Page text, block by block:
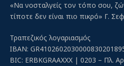
«Να νοσταλγείς τον τόπο σου,
τίποτε δεν είναι πιο πικρό» Γ.
Τραπεζικός λογαριασμός
IBAN:
BIC: ERBKGRAAXXX | 0203 – Πλ.